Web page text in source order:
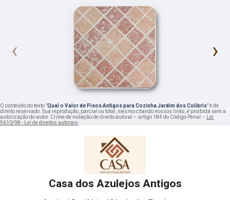
‹ ›
O conteúdo do texto "Qual o Valor de Pisos Antigos para Cozinha Jardim dos Colibris" é de
direito reservado. Sua reprodução, parcial ou total, mesmo citando nossos links, é proibida sem a
autorização do autor. Crime de violação de direito autoral – artigo 184 do Código Penal –
Lei
9610/98 - Lei de direitos autorais
Casa dos Azulejos Antigos